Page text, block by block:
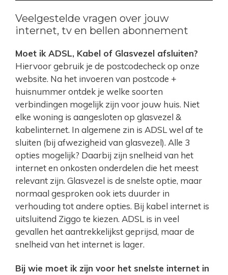
Veelgestelde vragen over jouw
internet, tv en bellen abonnement
Moet ik ADSL, Kabel of Glasvezel afsluiten?
Hiervoor gebruik je de postcodecheck op onze
website. Na het invoeren van postcode +
huisnummer ontdek je welke soorten
verbindingen mogelijk zijn voor jouw huis. Niet
elke woning is aangesloten op glasvezel &
kabelinternet. In algemene zin is ADSL wel af te
sluiten (bij afwezigheid van glasvezel). Alle 3
opties mogelijk? Daarbij zijn snelheid van het
internet en onkosten onderdelen die het meest
relevant zijn. Glasvezel is de snelste optie, maar
normaal gesproken ook iets duurder in
verhouding tot andere opties. Bij kabel internet is
uitsluitend Ziggo te kiezen. ADSL is in veel
gevallen het aantrekkelijkst geprijsd, maar de
snelheid van het internet is lager.
Bij wie moet ik zijn voor het snelste internet in